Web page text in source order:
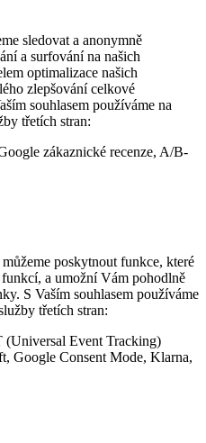
sledovat a anonymně
a surfování na našich
optimalizace našich
zlepšování celkové
souhlasem používáme na
třetích stran:
zákaznické recenze, A/B-
poskytnout funkce, které
a umožní Vám pohodlně
S Vaším souhlasem používáme
třetích stran:
(Universal Event Tracking)
Google Consent Mode, Klarna,